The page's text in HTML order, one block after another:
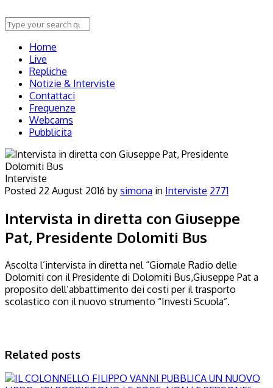
Home
Live
Repliche
Notizie & Interviste
Contattaci
Frequenze
Webcams
Pubblicita
Interviste
Posted 22 August 2016 by simona in Interviste 2771
Intervista in diretta con Giuseppe
Pat, Presidente Dolomiti Bus
Ascolta l’intervista in diretta nel “Giornale Radio delle
Dolomiti con il Presidente di Dolomiti Bus,Giuseppe Pat a
proposito dell’abbattimento dei costi per il trasporto
scolastico con il nuovo strumento “Investi Scuola”.
Related posts